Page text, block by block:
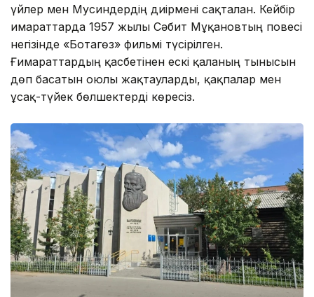
үйлер мен Мусиндердің диірмені сақталған. Кейбір
ғимараттарда 1957 жылы Сәбит Мұқановтың повесі
негізінде «Ботагөз» фильмі түсірілген.
Ғимараттардың қасбетінен ескі қаланың тынысын
дөп басатын оюлы жақтауларды, қақпалар мен
ұсақ-түйек бөлшектерді көресіз.